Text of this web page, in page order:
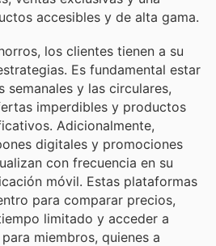
accesibles y de alta gama.
los clientes tienen a su
Es fundamental estar
semanales y las circulares,
imperdibles y productos
Adicionalmente,
digitales y promociones
con frecuencia en su
móvil. Estas plataformas
para comparar precios,
limitado y acceder a
miembros, quienes a